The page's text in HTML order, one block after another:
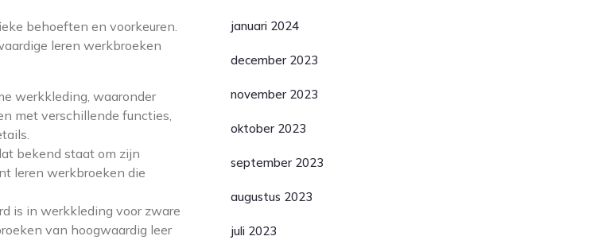
behoeften en voorkeuren.
leren werkbroeken
werkkleding, waaronder
met verschillende functies,
bekend staat om zijn
leren werkbroeken die
is in werkkleding voor zware
van hoogwaardig leer
januari 2024
december 2023
november 2023
oktober 2023
september 2023
augustus 2023
juli 2023